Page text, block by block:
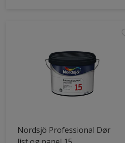
Nordsjö Professional Dør